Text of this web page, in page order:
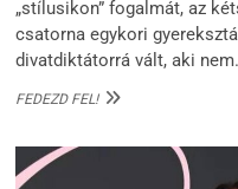
„stílusikon” fogalmát, az
csatorna egykori
divatdiktátorrá vált, aki
FEDEZD FEL!ZENDAYA:
KAMÉLEONJA